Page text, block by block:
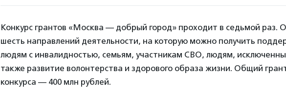
Конкурс грантов «Москва — добрый город» проходит в седьмой раз.
шесть направлений деятельности, на которую можно получить
людям с инвалидностью, семьям, участникам СВО, людям,
также развитие волонтерства и здорового образа жизни. Общий
конкурса — 400 млн рублей.